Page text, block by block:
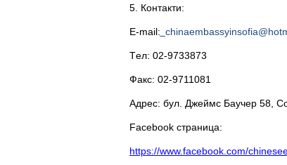
5. Контакти:
Е-mail:
Tел: 02-9733873
Факс: 02-9711081
Адрес: бул. Джеймс Баучер 58,
Facebook страница:
https://www.facebook.com/